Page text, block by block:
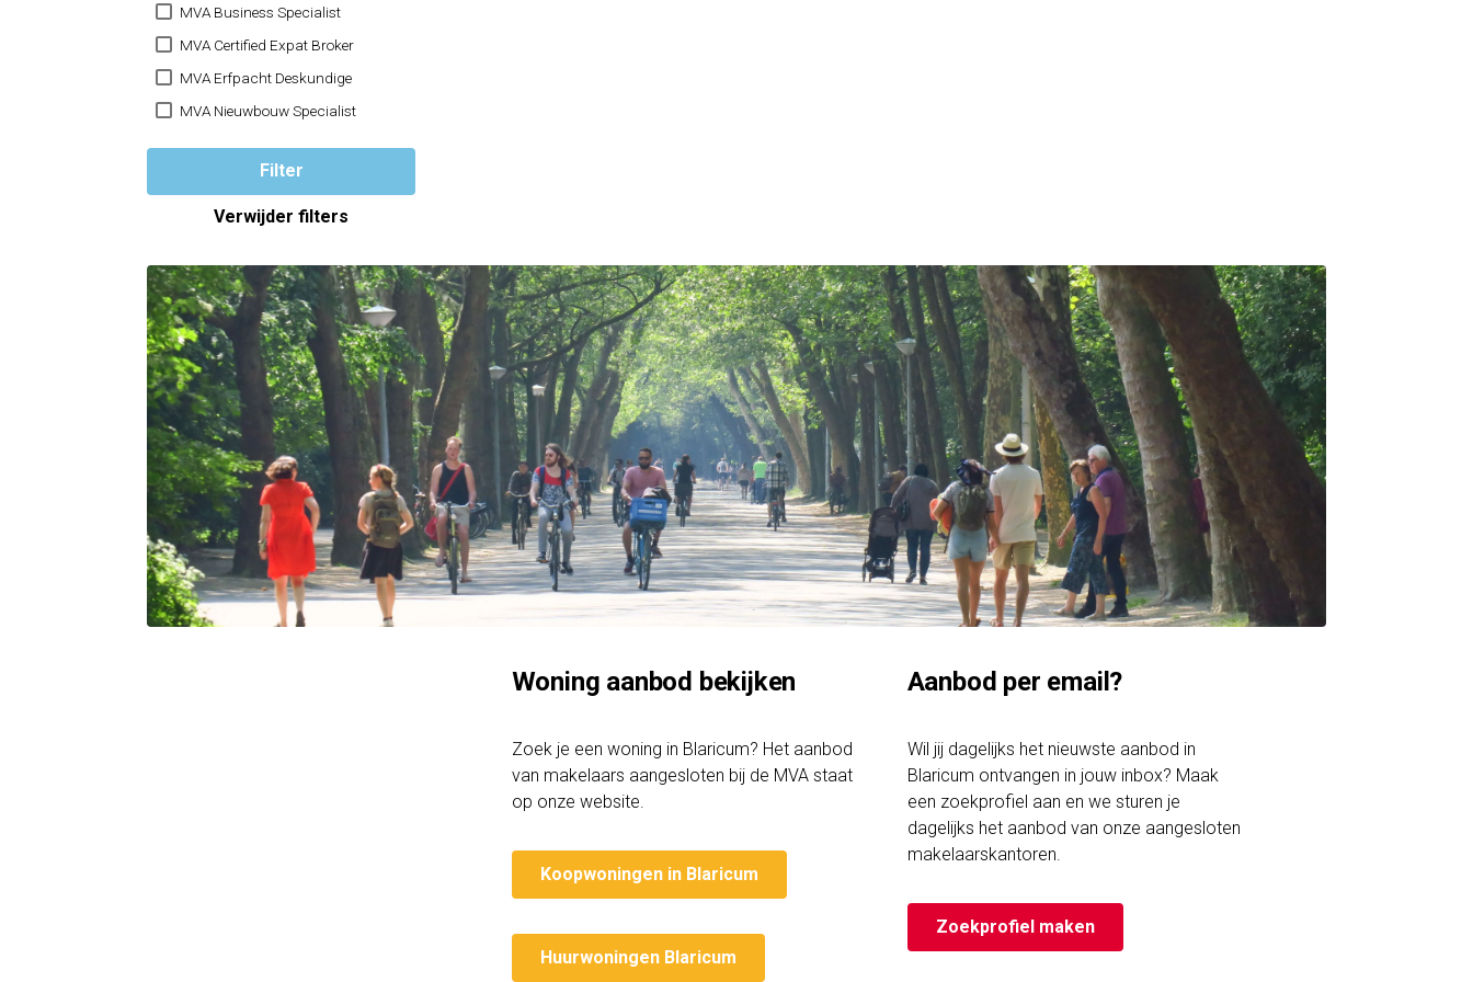
MVA Business Specialist
MVA Certified Expat Broker
MVA Erfpacht Deskundige
MVA Nieuwbouw Specialist
Filter
Verwijder filters
Woning aanbod bekijken
Zoek je een woning in Blaricum? Het aanbod
van makelaars aangesloten bij de MVA staat
op onze website.
Koopwoningen in Blaricum
Huurwoningen Blaricum
Aanbod per email?
Wil jij dagelijks het nieuwste aanbod in
Blaricum ontvangen in jouw inbox? Maak
een zoekprofiel aan en we sturen je
dagelijks het aanbod van onze aangesloten
makelaarskantoren.
Zoekprofiel maken